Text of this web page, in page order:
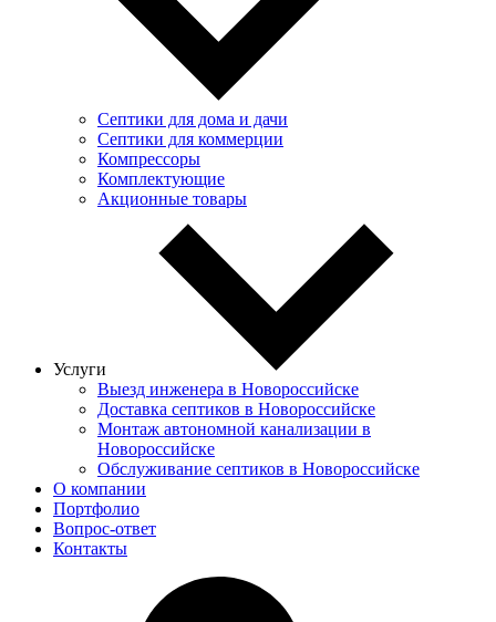
Септики для дома и дачи
Септики для коммерции
Компрессоры
Комплектующие
Акционные товары
Услуги
Выезд инженера в Новороссийске
Доставка септиков в Новороссийске
Монтаж автономной канализации в
Новороссийске
Обслуживание септиков в Новороссийске
О компании
Портфолио
Вопрос-ответ
Контакты